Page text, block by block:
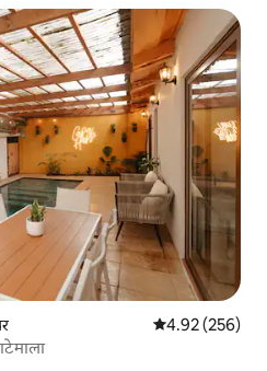
औसत रेटिंग 5 में से
4.92 (256)